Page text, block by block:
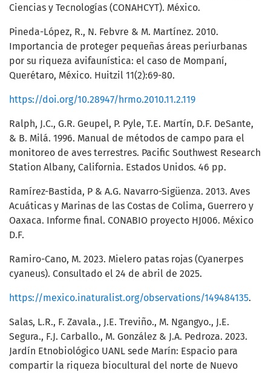
Ciencias y Tecnologías (CONAHCYT). México.
Pineda-López, R., N. Febvre & M. Martínez. 2010.
Importancia de proteger pequeñas áreas periurbanas
por su riqueza avifaunística: el caso de Mompaní,
Querétaro, México. Huitzil 11(2):69-80.
https://doi.org/10.28947/hrmo.2010.11.2.119
Ralph, J.C., G.R. Geupel, P. Pyle, T.E. Martín, D.F. DeSante,
& B. Milá. 1996. Manual de métodos de campo para el
monitoreo de aves terrestres. Pacific Southwest Research
Station Albany, California. Estados Unidos. 46 pp.
Ramírez-Bastida, P & A.G. Navarro-Sigüenza. 2013. Aves
Acuáticas y Marinas de las Costas de Colima, Guerrero y
Oaxaca. Informe final. CONABIO proyecto HJ006. México
D.F.
Ramiro-Cano, M. 2023. Mielero patas rojas (Cyanerpes
cyaneus). Consultado el 24 de abril de 2025.
https://mexico.inaturalist.org/observations/149484135.
Salas, L.R., F. Zavala., J.E. Treviño., M. Ngangyo., J.E.
Segura., F.J. Carballo., M. González & J.A. Pedroza. 2023.
Jardín Etnobiológico UANL sede Marín: Espacio para
compartir la riqueza biocultural del norte de Nuevo